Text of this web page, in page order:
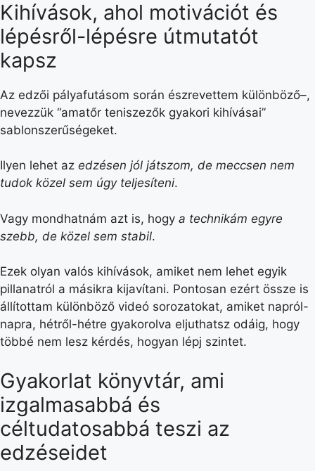
Kihívások, ahol motivációt és
lépésről-lépésre útmutatót
kapsz
Az edzői pályafutásom során észrevettem különböző–,
nevezzük “amatőr teniszezők gyakori kihívásai”
sablonszerűségeket.
Ilyen lehet az edzésen jól játszom, de meccsen nem
tudok közel sem úgy teljesíteni.
Vagy mondhatnám azt is, hogy a technikám egyre
szebb, de közel sem stabil.
Ezek olyan valós kihívások, amiket nem lehet egyik
pillanatról a másikra kijavítani. Pontosan ezért össze is
állítottam különböző videó sorozatokat, amiket napról-
napra, hétről-hétre gyakorolva eljuthatsz odáig, hogy
többé nem lesz kérdés, hogyan lépj szintet.
Gyakorlat könyvtár, ami
izgalmasabbá és
céltudatosabbá teszi az
edzéseidet